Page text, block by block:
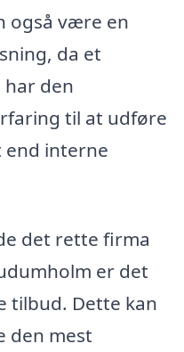
også være en
da et
den
til at udføre
interne
det rette firma
er det
tilbud. Dette kan
den mest